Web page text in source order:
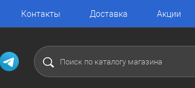
Контакты Доставка Акции